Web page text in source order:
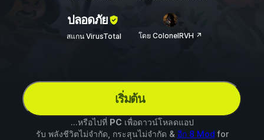
ปลอดภัย
สแกน VirusTotal โดย ColonelRVH ↗
เริ่มต้น
...หรือไปที่ PC เพื่อดาวน์โหลดแอป
รับ พลังชีวิตไม่จำกัด, กระสุนไม่จำกัด & อีก 8 Mod for